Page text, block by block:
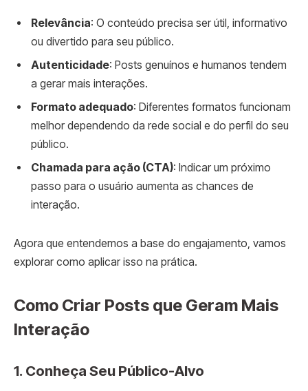
Relevância: O conteúdo precisa ser útil, informativo
ou divertido para seu público.
Autenticidade: Posts genuínos e humanos tendem
a gerar mais interações.
Formato adequado: Diferentes formatos funcionam
melhor dependendo da rede social e do perfil do seu
público.
Chamada para ação (CTA): Indicar um próximo
passo para o usuário aumenta as chances de
interação.
Agora que entendemos a base do engajamento, vamos
explorar como aplicar isso na prática.
Como Criar Posts que Geram Mais
Interação
1. Conheça Seu Público-Alvo